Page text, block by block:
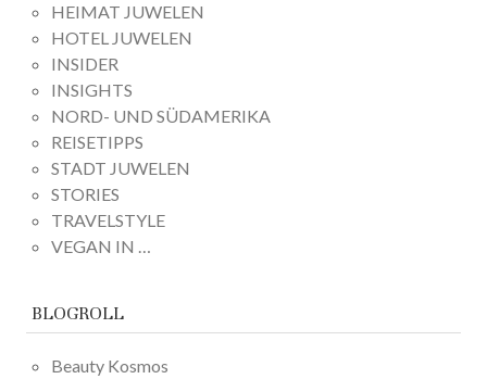
HEIMAT JUWELEN
HOTEL JUWELEN
INSIDER
INSIGHTS
NORD- UND SÜDAMERIKA
REISETIPPS
STADT JUWELEN
STORIES
TRAVELSTYLE
VEGAN IN …
BLOGROLL
Beauty Kosmos